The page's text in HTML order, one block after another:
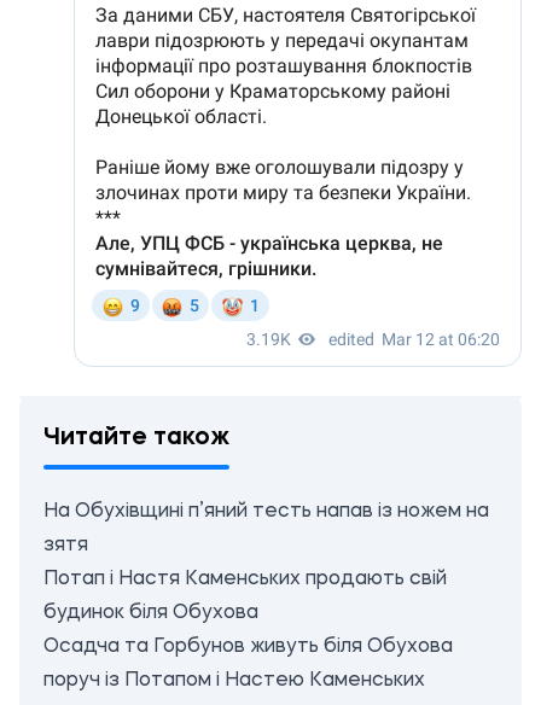
Читайте також
На Обухівщині п’яний тесть напав із ножем на
зятя
Потап і Настя Каменських продають свій
будинок біля Обухова
Осадча та Горбунов живуть біля Обухова
поруч із Потапом і Настею Каменських